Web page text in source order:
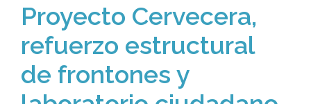
Proyecto Cervecera,
refuerzo estructural
de frontones y